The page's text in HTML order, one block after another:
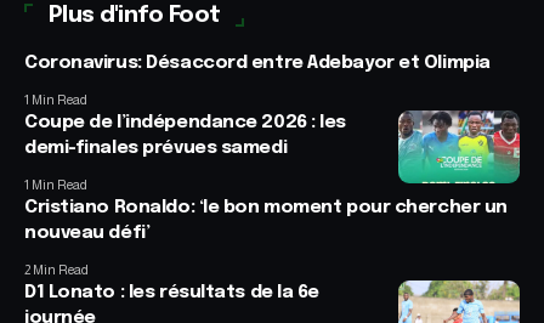
Plus d'info Foot
Coronavirus: Désaccord entre Adebayor et Olimpia
1 Min Read
Coupe de l’indépendance 2026 : les
demi-finales prévues samedi
1 Min Read
Cristiano Ronaldo: ‘le bon moment pour chercher un
nouveau défi’
2 Min Read
D1 Lonato : les résultats de la 6e
journée